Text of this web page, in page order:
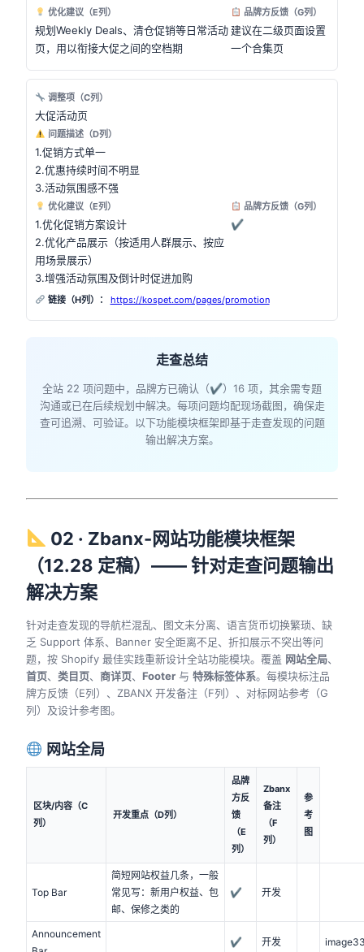
优化建议（E列）
规划Weekly Deals、清仓促销等日常活动
页，用以衔接大促之间的空档期
品牌方反馈（G列）
建议在二级页面设置
一个合集页
调整项（C列）
大促活动页
问题描述（D列）
1.促销方式单一
2.优惠持续时间不明显
3.活动氛围感不强
优化建议（E列）
1.优化促销方案设计
2.优化产品展示（按适用人群展示、按应
用场景展示）
3.增强活动氛围及倒计时促进加购
品牌方反馈（G列）
✔
链接（H列）： https://kospet.com/pages/promotion
走查总结
全站 22 项问题中，品牌方已确认（✔）16 项，其余需专题
沟通或已在后续规划中解决。每项问题均配现场截图，确保走
查可追溯、可验证。以下功能模块框架即基于走查发现的问题
输出解决方案。
02 · Zbanx-网站功能模块框架
（12.28 定稿）—— 针对走查问题输出
解决方案
针对走查发现的导航栏混乱、图文未分离、语言货币切换繁琐、缺
乏 Support 体系、Banner 安全距离不足、折扣展示不突出等问
题，按 Shopify 最佳实践重新设计全站功能模块。覆盖 网站全局、
首页、 类目页、 商详页、 Footer 与 特殊标签体系。每模块标注品
牌方反馈（E列）、ZBANX 开发备注（F列）、对标网站参考（G
列）及设计参考图。
网站全局
区块/内容（C
列）
开发重点（D列）
品牌
方反
馈
（E
列）
Zbanx
备注
（F
列）
参
考
图
Top Bar
简短网站权益几条，一般
常见写：新用户权益、包
邮、保修之类的
✔ 开发
Announcement
✔ 开发